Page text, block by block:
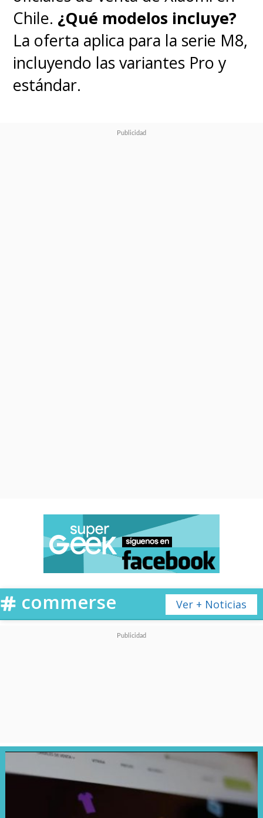
Chile. ¿Qué modelos incluye?
La oferta aplica para la serie M8,
incluyendo las variantes Pro y
estándar.
Ver + Noticias
commerse